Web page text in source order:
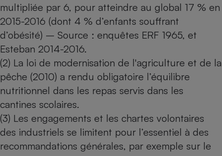
multipliée par 6, pour atteindre au global 17 % en
2015-2016 (dont 4 % d’enfants souffrant
d’obésité) – Source : enquêtes ERF 1965, et
Esteban 2014-2016.
(2) La loi de modernisation de l'agriculture et de la
pêche (2010) a rendu obligatoire l’équilibre
nutritionnel dans les repas servis dans les
cantines scolaires.
(3) Les engagements et les chartes volontaires
des industriels se limitent pour l’essentiel à des
recommandations générales, par exemple sur le